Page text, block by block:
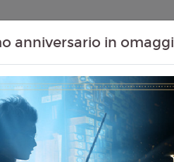
Contenuti Extra Proiezioni
06
Agosto
Giovedì
07
Venerdì
anniversario in